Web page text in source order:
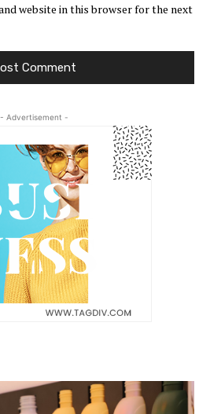
website in this browser for the next
- Advertisement -